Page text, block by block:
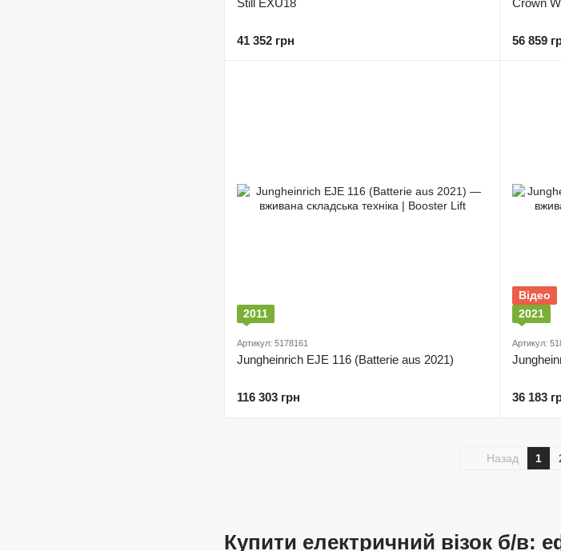
Купити електричний візок б/в:
Still EXU18
41 352 грн
Crown
56 859
2011
Артикул: 5178161
Jungheinrich EJE 116 (Batterie aus 2021)
116 303 грн
Відео
2021
Артикул:
36 183
Назад 1